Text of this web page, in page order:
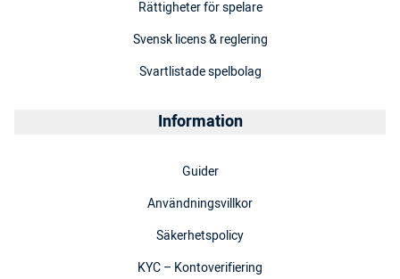
Rättigheter för spelare
Svensk licens & reglering
Svartlistade spelbolag
Information
Guider
Användningsvillkor
Säkerhetspolicy
KYC – Kontoverifiering